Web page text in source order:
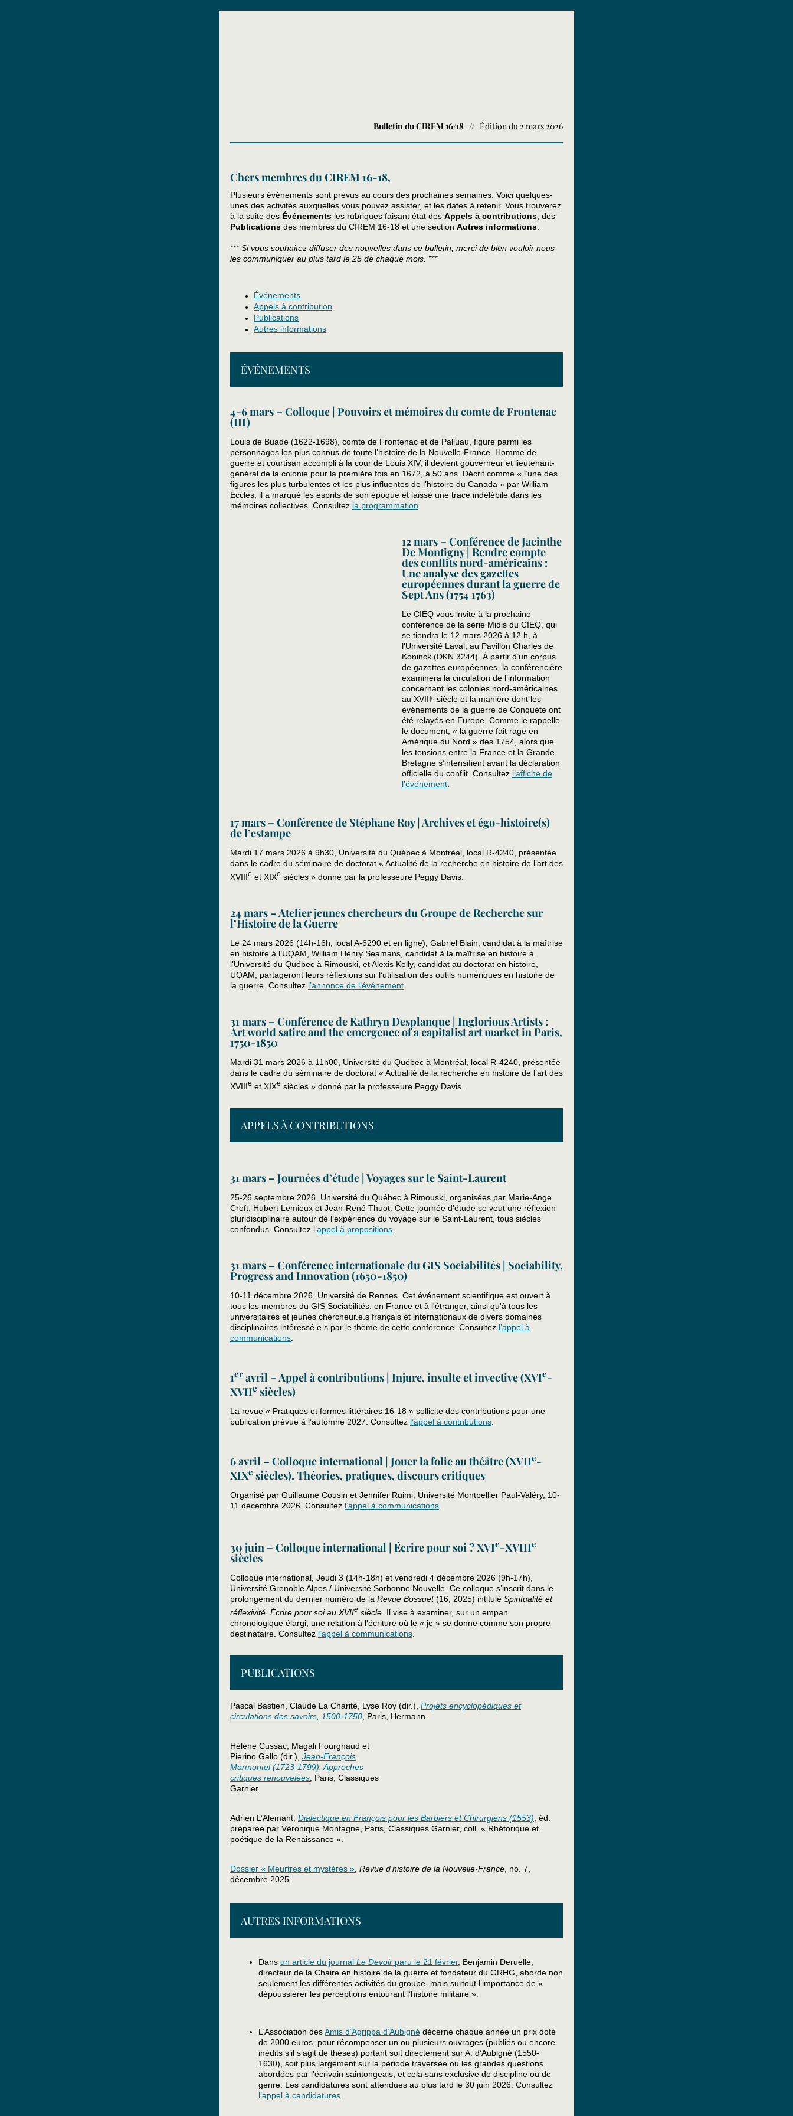
Bulletin du CIREM 16/18 // Édition du 2 mars 2026
Chers membres du CIREM 16-18,
Plusieurs événements sont prévus au cours des prochaines semaines. Voici quelques-
unes des activités auxquelles vous pouvez assister, et les dates à retenir. Vous trouverez
à la suite des Événements les rubriques faisant état des Appels à contributions , des
Publications des membres du CIREM 16-18 et une section Autres informations
*** Si vous souhaitez diffuser des nouvelles dans ce bulletin, merci de bien vouloir nous
les communiquer au plus tard le 25 de chaque mois. ***
Événements
Appels à contribution
Publications
Autres informations
ÉVÉNEMENTS
4-6 mars – Colloque | Pouvoirs et mémoires du comte de Frontenac
(III)
Louis de Buade (1622-1698), comte de Frontenac et de Palluau, figure parmi les
personnages les plus connus de toute l’histoire de la Nouvelle-France. Homme de
guerre et courtisan accompli à la cour de Louis XIV, il devient gouverneur et lieutenant-
général de la colonie pour la première fois en 1672, à 50 ans. Décrit comme « l’une des
figures les plus turbulentes et les plus influentes de l’histoire du Canada » par William
Eccles, il a marqué les esprits de son époque et laissé une trace indélébile dans les
mémoires collectives. Consultez la programmation
12 mars – Conférence de Jacinthe
De Montigny | Rendre compte
des conflits nord-américains :
Une analyse des gazettes
européennes durant la guerre de
Sept Ans (1754 1763)
Le CIEQ vous invite à la prochaine
conférence de la série Midis du CIEQ, qui
se tiendra le 12 mars 2026 à 12 h, à
l’Université Laval, au Pavillon Charles de
Koninck (DKN 3244). À partir d’un corpus
de gazettes européennes, la conférencière
examinera la circulation de l’information
concernant les colonies nord-américaines
au XVIIIᵉ siècle et la manière dont les
événements de la guerre de Conquête ont
été relayés en Europe. Comme le rappelle
le document, « la guerre fait rage en
Amérique du Nord » dès 1754, alors que
les tensions entre la France et la Grande
Bretagne s’intensifient avant la déclaration
officielle du conflit. Consultez l’affiche de
l’événement
17 mars – Conférence de Stéphane Roy | Archives et égo-histoire(s)
de l’estampe
Mardi 17 mars 2026 à 9h30, Université du Québec à Montréal, local R-4240, présentée
dans le cadre du séminaire de doctorat « Actualité de la recherche en histoire de l’art des
XVIIIe et XIXe siècles » donné par la professeure Peggy Davis.
24 mars – Atelier jeunes chercheurs du Groupe de Recherche sur
l’Histoire de la Guerre
Le 24 mars 2026 (14h-16h, local A-6290 et en ligne), Gabriel Blain, candidat à la maîtrise
en histoire à l’UQAM, William Henry Seamans, candidat à la maîtrise en histoire à
l’Université du Québec à Rimouski, et Alexis Kelly, candidat au doctorat en histoire,
UQAM, partageront leurs réflexions sur l’utilisation des outils numériques en histoire de
la guerre. Consultez l’annonce de l’événement
31 mars – Conférence de Kathryn Desplanque | Inglorious Artists :
Art world satire and the emergence of a capitalist art market in Paris,
1750-1850
Mardi 31 mars 2026 à 11h00, Université du Québec à Montréal, local R-4240, présentée
dans le cadre du séminaire de doctorat « Actualité de la recherche en histoire de l’art des
XVIIIe et XIXe siècles » donné par la professeure Peggy Davis.
APPELS À CONTRIBUTIONS
31 mars – Journées d’étude | Voyages sur le Saint-Laurent
25-26 septembre 2026, Université du Québec à Rimouski, organisées par Marie-Ange
Croft, Hubert Lemieux et Jean-René Thuot. Cette journée d’étude se veut une réflexion
pluridisciplinaire autour de l’expérience du voyage sur le Saint-Laurent, tous siècles
confondus. Consultez l’appel à propositions
31 mars – Conférence internationale du GIS Sociabilités | Sociability,
Progress and Innovation (1650-1850)
10-11 décembre 2026, Université de Rennes. Cet événement scientifique est ouvert à
tous les membres du GIS Sociabilités, en France et à l'étranger, ainsi qu'à tous les
universitaires et jeunes chercheur.e.s français et internationaux de divers domaines
disciplinaires intéressé.e.s par le thème de cette conférence. Consultez l’appel à
communications
1er avril – Appel à contributions | Injure, insulte et invective (XVIe-
XVIIe siècles)
La revue « Pratiques et formes littéraires 16-18 » sollicite des contributions pour une
publication prévue à l’automne 2027. Consultez l’appel à contributions
6 avril – Colloque international | Jouer la folie au théâtre (XVIIe-
XIXe siècles). Théories, pratiques, discours critiques
Organisé par Guillaume Cousin et Jennifer Ruimi, Université Montpellier Paul-Valéry, 10-
11 décembre 2026. Consultez l’appel à communications
30 juin – Colloque international | Écrire pour soi ? XVIe-XVIIIe
siècles
Colloque international, Jeudi 3 (14h-18h) et vendredi 4 décembre 2026 (9h-17h),
Université Grenoble Alpes / Université Sorbonne Nouvelle. Ce colloque s’inscrit dans le
prolongement du dernier numéro de la Revue Bossuet(16, 2025) intitulé Spiritualité et
réflexivité. Écrire pour soi au XVIIe siècle . Il vise à examiner, sur un empan
chronologique élargi, une relation à l’écriture où le « je » se donne comme son propre
destinataire. Consultez l’appel à communications
PUBLICATIONS
Pascal Bastien, Claude La Charité, Lyse Roy (dir.), Projets encyclopédiques et
circulations des savoirs, 1500-1750 , Paris, Hermann.
Hélène Cussac, Magali Fourgnaud et
Pierino Gallo (dir.), Jean-François
Marmontel (1723-1799). Approches
critiques renouvelées , Paris, Classiques
Garnier.
Adrien L’Alemant, Dialectique en François pour les Barbiers et Chirurgiens (1553) , éd.
préparée par Véronique Montagne, Paris, Classiques Garnier, coll. « Rhétorique et
poétique de la Renaissance ».
Dossier « Meurtres et mystères » Revue d’histoire de la Nouvelle-France , no. 7,
décembre 2025.
AUTRES INFORMATIONS
Dans un article du journal Le Devoir paru le 21 février, Benjamin Deruelle,
directeur de la Chaire en histoire de la guerre et fondateur du GRHG, aborde non
seulement les différentes activités du groupe, mais surtout l’importance de «
dépoussiérer les perceptions entourant l’histoire militaire ».
L’Association desAmis d’Agrippa d’Aubigné décerne chaque année un prix doté
de 2000 euros, pour récompenser un ou plusieurs ouvrages (publiés ou encore
inédits s’il s’agit de thèses) portant soit directement sur A. d’Aubigné (1550-
1630), soit plus largement sur la période traversée ou les grandes questions
abordées par l’écrivain saintongeais, et cela sans exclusive de discipline ou de
genre. Les candidatures sont attendues au plus tard le 30 juin 2026. Consultez
l’appel à candidatures